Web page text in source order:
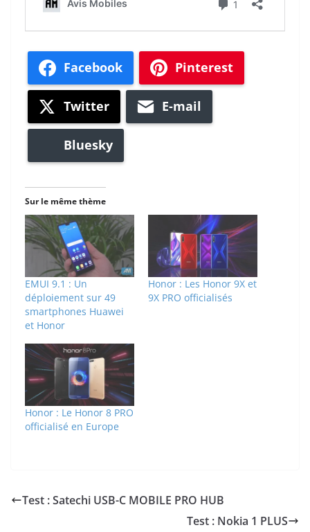
Facebook Pinterest
Twitter E-mail
Bluesky
Sur le même thème
EMUI 9.1 : Un
déploiement sur 49
smartphones Huawei
et Honor
Honor : Les Honor 9X et
9X PRO officialisés
Honor : Le Honor 8 PRO
officialisé en Europe
Test : Satechi USB-C MOBILE PRO HUB
Test : Nokia 1 PLUS